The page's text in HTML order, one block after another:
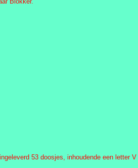
53 doosjes, inhoudende een